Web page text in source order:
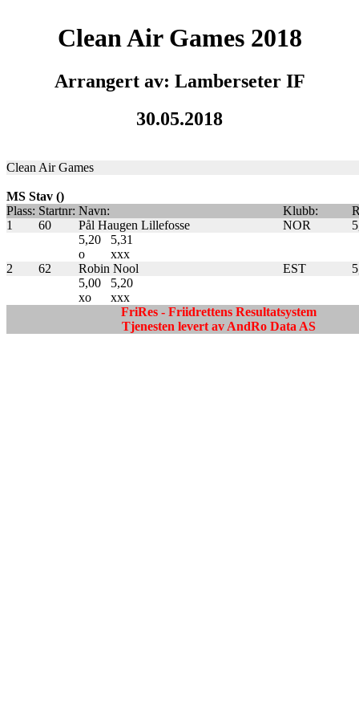
Clean Air Games 2018
Arrangert av: Lamberseter IF
30.05.2018
Clean Air Games
MS Stav ()
Plass: Startnr: Navn: Klubb:
1
60 Pål Haugen Lillefosse NOR
5,20
o
5,31
xxx
2
62 Robin Nool EST
5,00
xo
5,20
xxx
FriRes - Friidrettens Resultatsystem
Tjenesten levert av AndRo Data AS